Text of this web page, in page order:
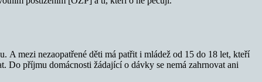
mezi nezaopatřené děti má patřit i mládež od 15 do 18 let, kteří
Do příjmu domácnosti žádající o dávky se nemá zahrnovat ani